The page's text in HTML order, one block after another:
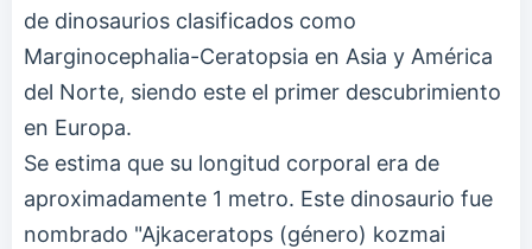
de dinosaurios clasificados como
Marginocephalia-Ceratopsia en Asia y América
del Norte, siendo este el primer descubrimiento
en Europa.
Se estima que su longitud corporal era de
aproximadamente 1 metro. Este dinosaurio fue
nombrado "Ajkaceratops (género) kozmai